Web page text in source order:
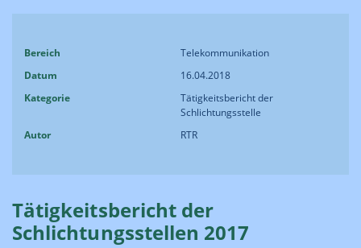
Bereich
Telekommunikation
Datum
16.04.2018
Kategorie
Tätigkeitsbericht der
Schlichtungsstelle
Autor
RTR
Tätigkeitsbericht der
Schlichtungsstellen 2017